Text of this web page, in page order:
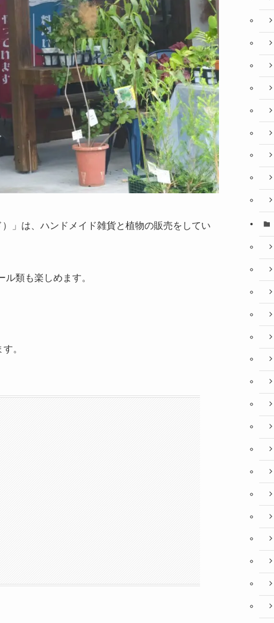
」は、ハンドメイド雑貨と植物の販売をしてい
類も楽しめます。
。